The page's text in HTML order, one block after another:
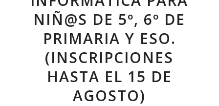
NIÑ@S DE 5º, 6º DE
PRIMARIA Y ESO.
(INSCRIPCIONES
HASTA EL 15 DE
AGOSTO)